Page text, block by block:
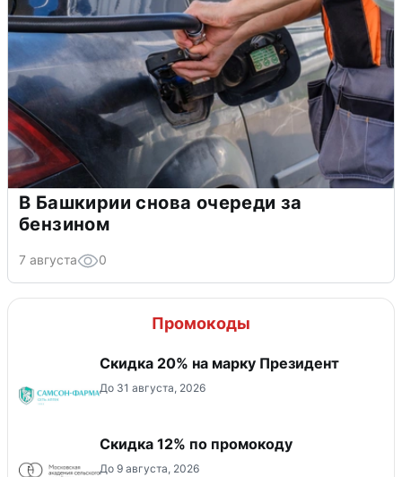
В Башкирии снова очереди за
бензином
7 августа 0
Промокоды
Скидка 20% на марку Президент
До 31 августа, 2026
Скидка 12% по промокоду
До 9 августа, 2026